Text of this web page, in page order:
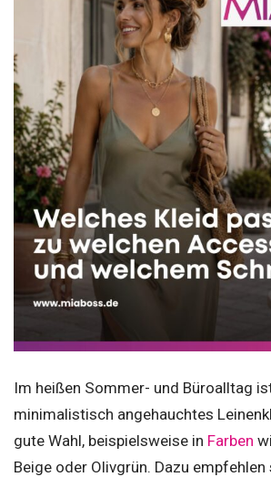
Im heißen Sommer- und Büroalltag
minimalistisch angehauchtes
gute Wahl, beispielsweise in Farben
Beige oder Olivgrün. Dazu